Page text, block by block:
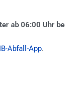
ab 06:00 Uhr
Abfall-App.